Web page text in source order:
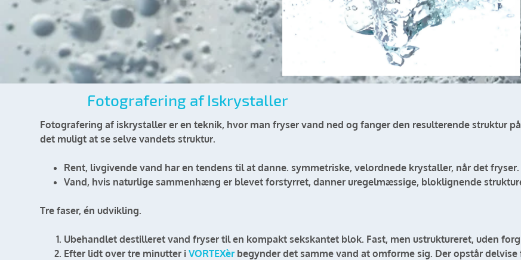
Fotografering af Iskrystaller
Fotografering af iskrystaller er en teknik, hvor man fryser vand ned og fanger den resulterende struktur
det muligt at se selve vandets struktur.
Rent, livgivende vand har en tendens til at danne. symmetriske, velordnede krystaller, når det fryser.
Vand, hvis naturlige sammenhæng er blevet forstyrret, danner uregelmæssige, bloklignende
Tre faser, én udvikling.
Ubehandlet destilleret vand fryser til en kompakt sekskantet blok. Fast, men ustruktureret, uden
Efter lidt over tre minutter iVORTEXèr begynder det samme vand at omforme sig. Der opstår